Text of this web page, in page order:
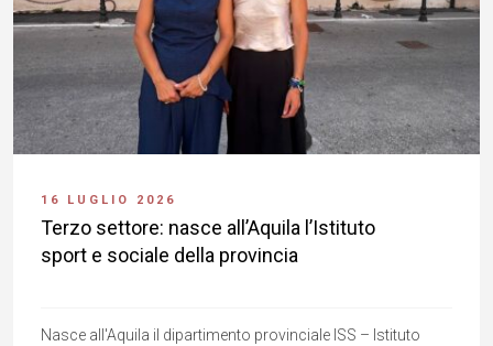
16 LUGLIO 2026
Terzo settore: nasce all’Aquila l’Istituto
sport e sociale della provincia
Nasce all'Aquila il dipartimento provinciale ISS – Istituto